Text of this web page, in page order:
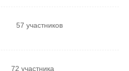
57 участников
72 участника